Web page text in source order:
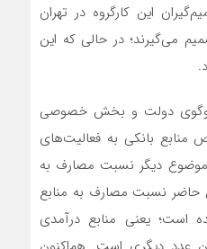
این کارگروه در تهران
می‌گیرند؛ در حالی که این
دولت و بخش خصوصی
بانکی به فعالیت‌های
دیگر نسبت مصارف به
حاضر نسبت مصارف به منابع
است؛ یعنی منابع درآمدی